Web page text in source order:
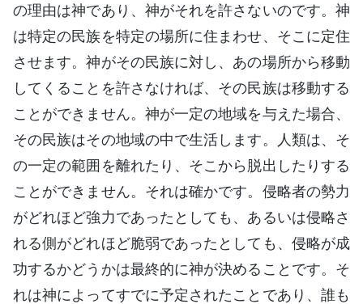
の理由は神であり、神がそれを許さないのです。神
は特定の民族を特定の場所に住まわせ、そこに定住
させます。神がその民族に対し、あの場所から移動
してくることを許さなければ、その民族は移動する
ことができません。神が一定の地域を与えた場合、
その民族はその地域の中で生活します。人類は、そ
の一定の範囲を離れたり、そこから脱出したりする
ことができません。それは確かです。侵略者の勢力
がどれほど強力であったとしても、あるいは侵略さ
れる側がどれほど脆弱であったとしても、侵略が成
功するかどうかは最終的に神が決めることです。そ
れは神によってすでに予定されたことであり、誰も